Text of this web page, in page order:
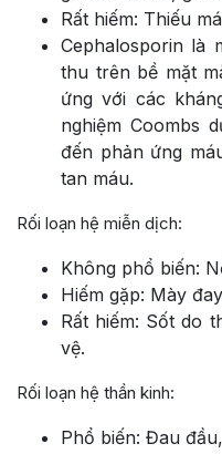
Rất hiếm: Thiếu
Cephalosporin là
thu trên bề mặt
ứng với các
nghiệm Coombs
đến phản ứng
tan máu.
Rối loạn hệ miễn dịch:
Không phổ biến:
Hiếm gặp: Mày
Rất hiếm: Sốt do
vệ.
Rối loạn hệ thần kinh:
Phổ biến: Đau